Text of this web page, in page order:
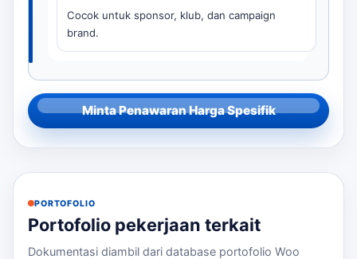
Cocok untuk sponsor, klub, dan campaign
brand.
Minta Penawaran Harga Spesifik
PORTOFOLIO
Portofolio pekerjaan terkait
Dokumentasi diambil dari database portofolio Woo